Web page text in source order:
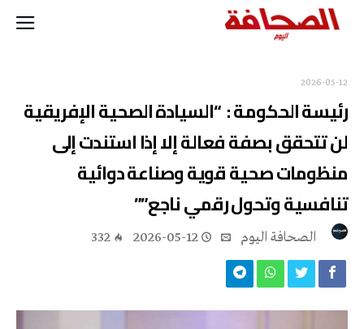
2026-05-12
رئيسة الحكومة : “السيادة الصحية الإفريقية
لن تتحقق بصفة فعالة إلا إذا استندت إلى
منظومات صحية قوية وصناعة دوائية
تنافسية وتحول رقمي ناجع””
2026-05-12
332